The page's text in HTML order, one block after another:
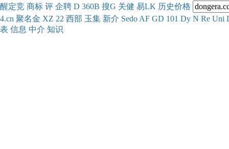
醒定竞 商标 评 企聘 D 360B 搜G 关健 易LK 历史价格
4.cn 聚名金 XZ 22 西部 玉集 新介 Sedo AF GD 101 Dy N Re Uni
表 信息 中介 知识